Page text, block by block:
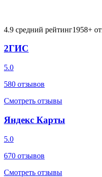
4.9 средний рейтинг1958+
2ГИС
5.0
580 отзывов
Смотреть отзывы
Яндекс Карты
5.0
670 отзывов
Смотреть отзывы